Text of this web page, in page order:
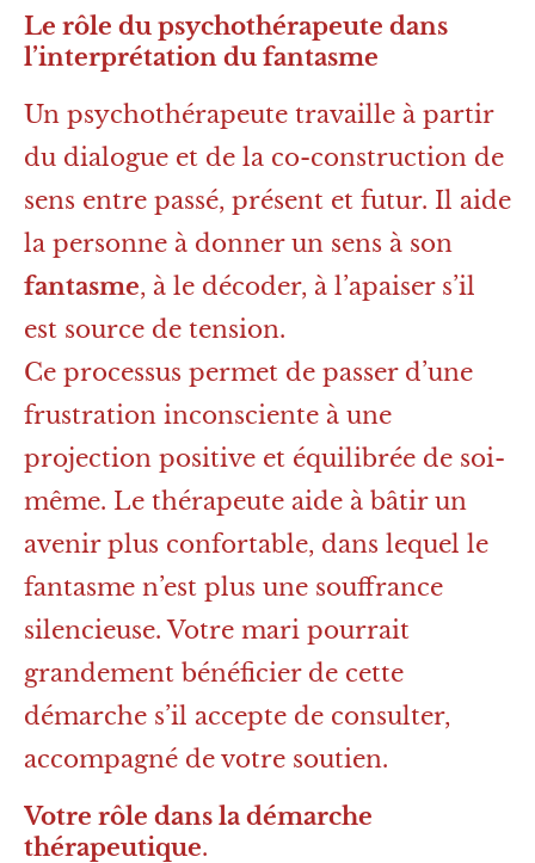
Le rôle du psychothérapeute dans
l’interprétation du fantasme
Un psychothérapeute travaille à partir
du dialogue et de la co-construction de
sens entre passé, présent et futur. Il aide
la personne à donner un sens à son
fantasme, à le décoder, à l’apaiser s’il
est source de tension.
Ce processus permet de passer d’une
frustration inconsciente à une
projection positive et équilibrée de soi-
même. Le thérapeute aide à bâtir un
avenir plus confortable, dans lequel le
fantasme n’est plus une souffrance
silencieuse. Votre mari pourrait
grandement bénéficier de cette
démarche s’il accepte de consulter,
accompagné de votre soutien.
Votre rôle dans la démarche
thérapeutique.